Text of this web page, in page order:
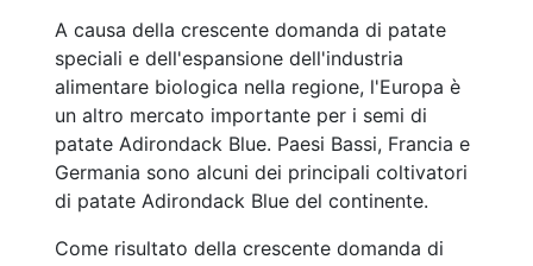
A causa della crescente domanda di patate
speciali e dell'espansione dell'industria
alimentare biologica nella regione, l'Europa è
un altro mercato importante per i semi di
patate Adirondack Blue. Paesi Bassi, Francia e
Germania sono alcuni dei principali coltivatori
di patate Adirondack Blue del continente.
Come risultato della crescente domanda di